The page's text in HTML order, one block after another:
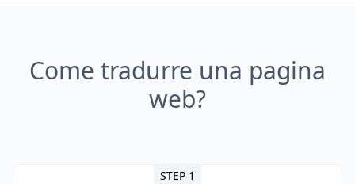
Come tradurre una pagina
web?
STEP 1